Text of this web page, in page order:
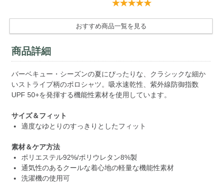
おすすめ商品一覧を見る
商品詳細
バーベキュー・シーズンの夏にぴったりな、クラシックな細か
いストライプ柄のポロシャツ。吸水速乾性、紫外線防御指数
UPF 50+を発揮する機能性素材を使用しています。
サイズ＆フィット
適度なゆとりのすっきりとしたフィット
素材＆ケア方法
ポリエステル92%/ポリウレタン8%製
通気性のあるクールな着心地の軽量な機能性素材
洗濯機の使用可